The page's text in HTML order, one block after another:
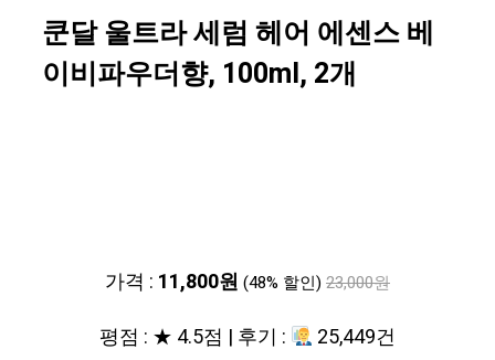
쿤달 울트라 세럼 헤어 에센스 베
이비파우더향, 100ml, 2개
가격 : 11,800원 (48% 할인) 23,000원
평점 : ★ 4.5점 | 후기 : 25,449건